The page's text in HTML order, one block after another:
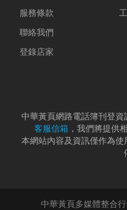
服務條款
聯絡我們
登錄店家
中華黃頁網路電話簿刊登
客服信箱 ，我們將提供
本網站內容及資訊僅作為
中華黃頁多媒體整合